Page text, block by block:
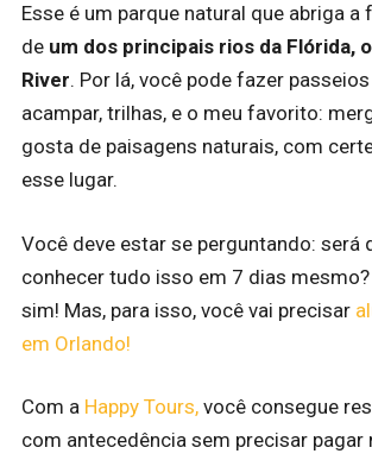
Esse é um parque natural que abriga
de um dos principais rios da Flórida,
River. Por lá, você pode fazer
acampar, trilhas, e o meu favorito:
gosta de paisagens naturais, com
esse lugar.
Você deve estar se perguntando: será
conhecer tudo isso em 7 dias
sim! Mas, para isso, você vai precisar
em Orlando!
Com a Happy Tours, você consegue
com antecedência sem precisar pagar